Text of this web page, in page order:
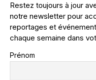
Restez toujours à jour
notre newsletter pour
reportages et
chaque semaine dans
Prénom